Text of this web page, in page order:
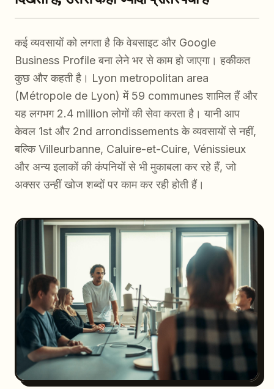
कई व्यवसायों को लगता है कि वेबसाइट और Google
Business Profile बना लेने भर से काम हो जाएगा। हकीकत
कुछ और कहती है। Lyon metropolitan area
(Métropole de Lyon) में 59 communes शामिल हैं और
यह लगभग 2.4 million लोगों की सेवा करता है। यानी आप
केवल 1st और 2nd arrondissements के व्यवसायों से नहीं,
बल्कि Villeurbanne, Caluire-et-Cuire, Vénissieux
और अन्य इलाकों की कंपनियों से भी मुकाबला कर रहे हैं, जो
अक्सर उन्हीं खोज शब्दों पर काम कर रही होती हैं।